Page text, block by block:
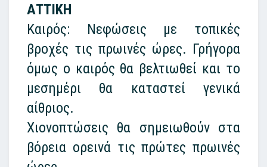
ΑΤΤΙΚΗ
Καιρός: Νεφώσεις με τοπικές
βροχές τις πρωινές ώρες. Γρήγορα
όμως ο καιρός θα βελτιωθεί και το
μεσημέρι θα καταστεί γενικά
αίθριος.
Χιονοπτώσεις θα σημειωθούν στα
βόρεια ορεινά τις πρώτες πρωινές